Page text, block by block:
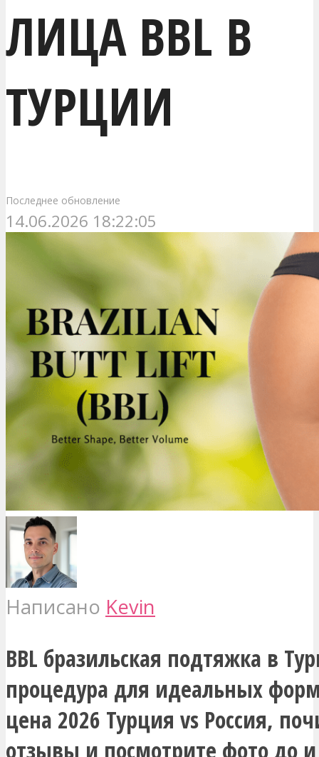
ЛИЦА BBL В
ТУРЦИИ
Последнее обновление
14.06.2026 18:22:05
Написано Kevin
BBL бразильская подтяжка в
процедура для идеальных
цена 2026 Турция vs Россия,
отзывы и посмотрите фото до